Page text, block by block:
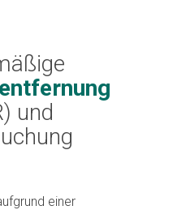
und
einer